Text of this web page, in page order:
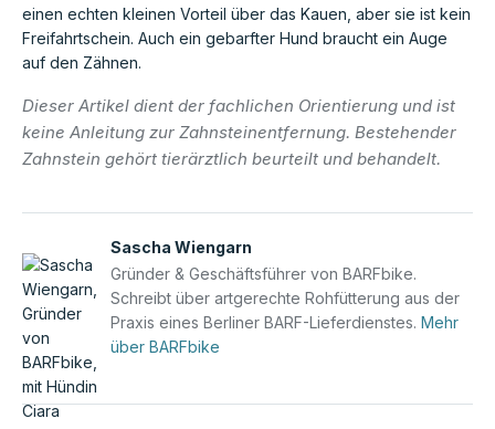
einen echten kleinen Vorteil über das Kauen, aber sie ist kein
Freifahrtschein. Auch ein gebarfter Hund braucht ein Auge
auf den Zähnen.
Dieser Artikel dient der fachlichen Orientierung und ist
keine Anleitung zur Zahnsteinentfernung. Bestehender
Zahnstein gehört tierärztlich beurteilt und behandelt.
Sascha Wiengarn
Gründer & Geschäftsführer von BARFbike.
Schreibt über artgerechte Rohfütterung aus der
Praxis eines Berliner BARF-Lieferdienstes. Mehr
über BARFbike